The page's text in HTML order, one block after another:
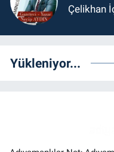
Çelikhan
Yükleniyor...